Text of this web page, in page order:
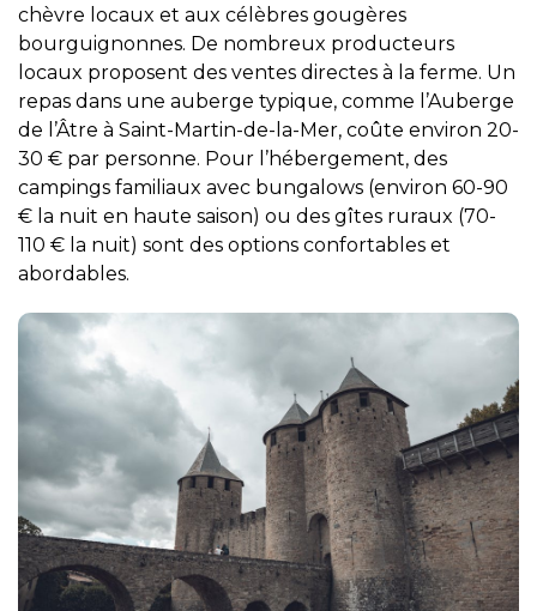
chèvre locaux et aux célèbres gougères
bourguignonnes. De nombreux producteurs
locaux proposent des ventes directes à la ferme. Un
repas dans une auberge typique, comme l’Auberge
de l’Âtre à Saint-Martin-de-la-Mer, coûte environ 20-
30 € par personne. Pour l’hébergement, des
campings familiaux avec bungalows (environ 60-90
€ la nuit en haute saison) ou des gîtes ruraux (70-
110 € la nuit) sont des options confortables et
abordables.